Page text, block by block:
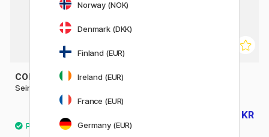
COLART
Seine Staffeli
468 KR
Norway (NOK)
Denmark (DKK)
Finland (EUR)
Ireland (EUR)
France (EUR)
Germany (EUR)